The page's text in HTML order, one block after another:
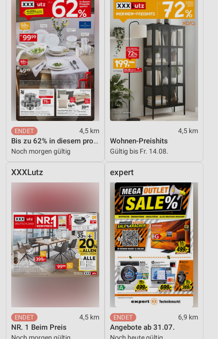
4,5 km
Bis zu 62% in diesem prospekt
Noch morgen gültig
4,5 km
Wohnen-Preishits
Gültig bis Fr. 14.08.
XXXLutz
4,5 km
NR. 1 Beim Preis
Noch morgen gültig
expert
6,9 km
Angebote ab 31.07.
Noch heute gültig